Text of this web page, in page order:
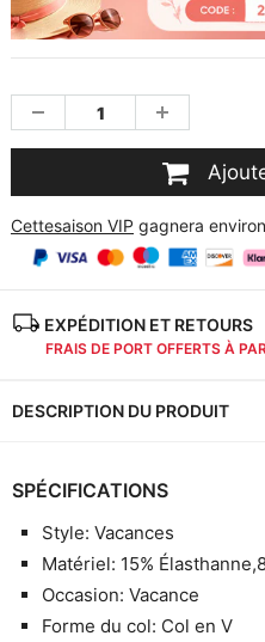
Cettesaison VIP gagnera environ
EXPÉDITION ET RETOURS
FRAIS DE PORT OFFERTS À
DESCRIPTION DU PRODUIT
SPÉCIFICATIONS
Style: Vacances
Matériel: 15%
Occasion: Vacance
Forme du col: Col en V